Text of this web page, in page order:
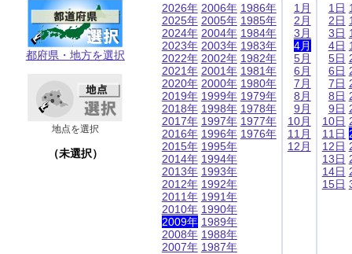
都府県・地方を選択
地点を選択
（未選択）
2026年
2025年
2024年
2023年
2022年
2021年
2020年
2019年
2018年
2017年
2016年
2015年
2014年
2013年
2012年
2011年
2010年
2009年
2008年
2007年
2006年
2005年
2004年
2003年
2002年
2001年
2000年
1999年
1998年
1997年
1996年
1995年
1994年
1993年
1992年
1991年
1990年
1989年
1988年
1987年
1986年
1985年
1984年
1983年
1982年
1981年
1980年
1979年
1978年
1977年
1976年
1月
2月
3月
4月
5月
6月
7月
8月
9月
10月
11月
12月
1日
2日
3日
4日
5日
6日
7日
8日
9日
10日
11日
12日
13日
14日
15日